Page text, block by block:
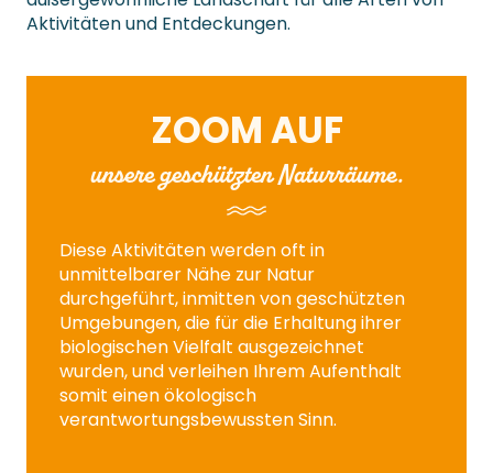
Aktivitäten und Entdeckungen.
ZOOM AUF
unsere geschützten Naturräume.
Diese Aktivitäten werden oft in
unmittelbarer Nähe zur Natur
durchgeführt, inmitten von geschützten
Umgebungen, die für die Erhaltung ihrer
biologischen Vielfalt ausgezeichnet
wurden, und verleihen Ihrem Aufenthalt
somit einen ökologisch
verantwortungsbewussten Sinn.